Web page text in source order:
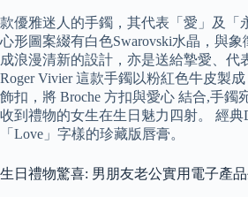
款優雅迷人的手鐲，其代表「愛」及「
心形圖案綴有白色Swarovski水晶，與
成浪漫清新的設計，亦是送給摯愛、代
Roger Vivier 這款手鐲以粉紅色牛皮製
飾扣，將 Broche 方扣與愛心 結合,手鐲
收到禮物的女生在生日魅力四射。 經典
「Love」字樣的珍藏版唇膏。
生日禮物驚喜: 男朋友老公實用電子產品